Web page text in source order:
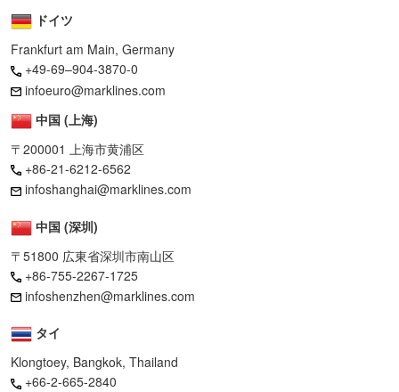
ドイツ
Frankfurt am Main, Germany
+49-69–904-3870-0
infoeuro@marklines.com
中国 (上海)
〒200001 上海市黄浦区
+86-21-6212-6562
infoshanghai@marklines.com
中国 (深圳)
〒51800 広東省深圳市南山区
+86-755-2267-1725
infoshenzhen@marklines.com
タイ
Klongtoey, Bangkok, Thailand
+66-2-665-2840